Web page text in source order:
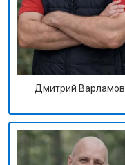
Дмитрий Варламов